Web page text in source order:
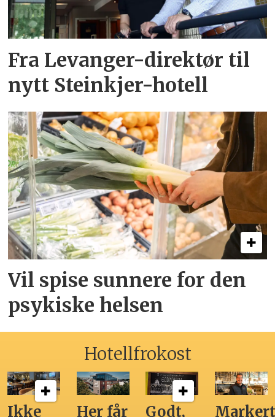
Fra Levanger-direktør til
nytt Steinkjer-hotell
Vil spise sunnere for den
psykiske helsen
Hotellfrokost
Ikke
Her får
Godt,